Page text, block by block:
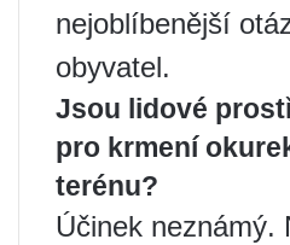
nejoblíbenější
obyvatel.
Jsou lidové
pro krmení
terénu?
Účinek neznámý.